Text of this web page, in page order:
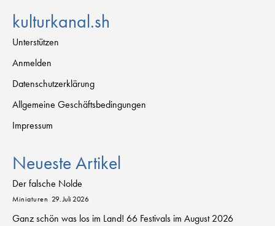
kulturkanal.sh
Unterstützen
Anmelden
Datenschutzerklärung
Allgemeine Geschäftsbedingungen
Impressum
Neueste Artikel
Der falsche Nolde
Miniaturen 29. Juli 2026
Ganz schön was los im Land! 66 Festivals im August 2026